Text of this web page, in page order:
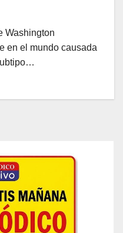
Washington
en el mundo causada